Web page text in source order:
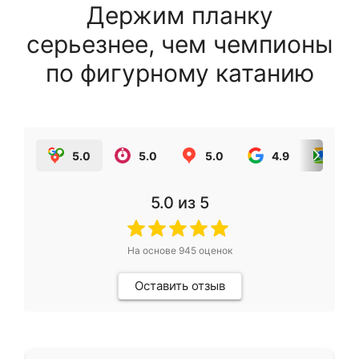
Держим планку
серьезнее, чем чемпионы
по фигурному катанию
5.0 5.0 5.0 4.9
5.0 из 5
На основе 945оценок
Оставить отзыв